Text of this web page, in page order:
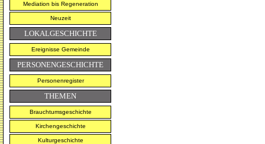
Mediation bis Regeneration
Neuzeit
LOKALGESCHICHTE
Ereignisse Gemeinde
PERSONENGESCHICHTE
Personenregister
THEMEN
Brauchtumsgeschichte
Kirchengeschichte
Kulturgeschichte